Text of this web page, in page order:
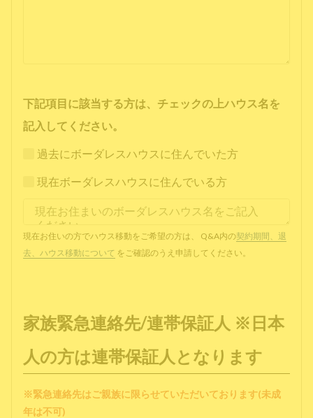
下記項目に該当する方は、チェックの上ハウス名を
記入してください。
過去にボーダレスハウスに住んでいた方
現在ボーダレスハウスに住んでいる方
現在お住いの方でハウス移動をご希望の方は、 Q&A内の契約期間、退
去、ハウス移動について をご確認のうえ申請してください。
家族緊急連絡先/連帯保証人 ※日本
人の方は連帯保証人となります
※緊急連絡先はご親族に限らせていただいております(未成
年は不可)